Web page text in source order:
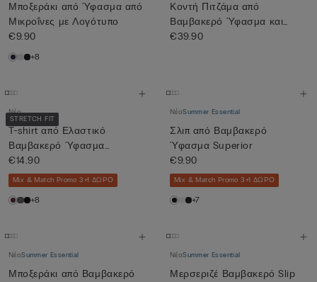
Μποξεράκι από Ύφασμα από
Μικροΐνες με Λογότυπο
€9.90
+8
Κοντή Πιτζάμα από
Βαμβακερό Ύφασμα και
Ύφασμα με Λ...
€39.90
STRETCH FIT
Νέο
T-shirt από Ελαστικό
Βαμβακερό Ύφασμα
Superior
€14.90
Mix & Match Promo 3+1 ΔΩΡΟ
+8
ΝέοSummer Essential
Σλιπ από Βαμβακερό
Ύφασμα Superior
€9.90
Mix & Match Promo 3+1 ΔΩΡΟ
+7
ΝέοSummer Essential
Μποξεράκι από Βαμβακερό
ΝέοSummer Essential
Μερσεριζέ Βαμβακερό Slip